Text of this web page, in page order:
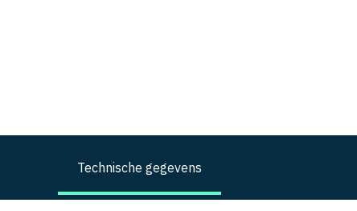
Technische gegevens